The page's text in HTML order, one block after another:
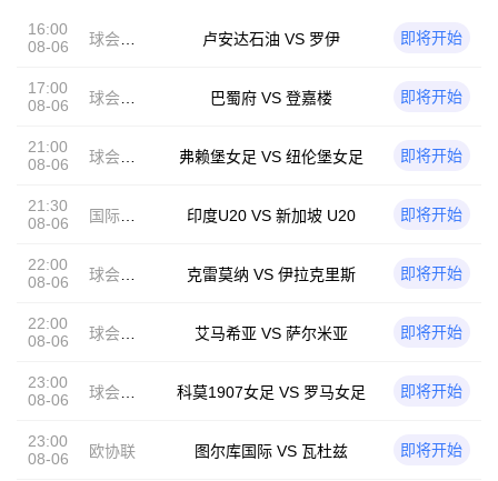
16:00
08-06
球会友
卢安达石油 VS 罗伊 即将开始
17:00
08-06
球会友
巴蜀府 VS 登嘉楼 即将开始
21:00
08-06
球会友
弗赖堡女足 VS 纽伦堡女足 即将开始
21:30
08-06
国际友
印度U20 VS 新加坡 U20 即将开始
22:00
08-06
球会友
克雷莫纳 VS 伊拉克里斯 即将开始
22:00
08-06
球会友
艾马希亚 VS 萨尔米亚 即将开始
23:00
08-06
球会友
科莫1907女足 VS 罗马女足 即将开始
23:00
08-06
欧协联 图尔库国际 VS 瓦杜兹 即将开始